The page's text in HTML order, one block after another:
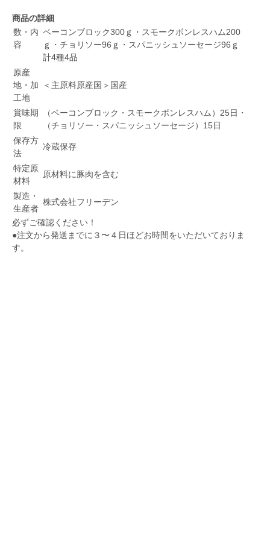
商品の詳細
数・内
容
ベーコンブロック300ｇ・スモークボンレスハム200
ｇ・チョリソー96ｇ・スパニッシュソーセージ96ｇ
計4種4品
原産
地・加
工地
＜主原料原産国＞国産
賞味期
限
（ベーコンブロック・スモークボンレスハム）25日・
（チョリソー・スパニッシュソーセージ）15日
保存方
法
冷蔵保存
特定原
材料
原材料に豚肉を含む
製造・
生産者
株式会社フリーデン
必ずご確認ください！
●注文から発送までに３〜４日ほどお時間をいただいておりま
す。